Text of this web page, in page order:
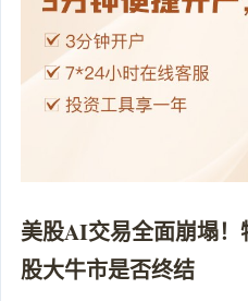
美股AI交易全面崩塌
股大牛市是否终结